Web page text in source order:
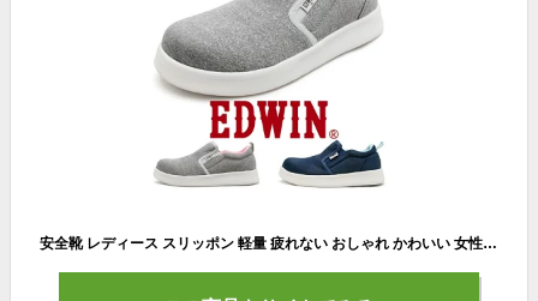
安全靴 レディース スリッポン 軽量 疲れない おしゃれ かわいい 女性 作業靴 樹脂先芯 スニーカー エドウィン EDWIN ESL261B｜正規販売店